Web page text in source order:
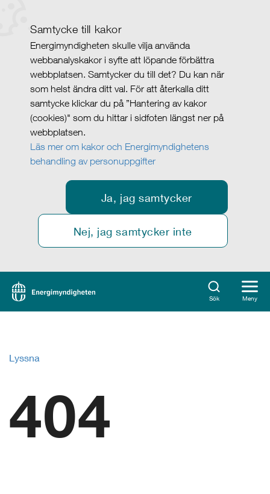
Samtycke till kakor
Energimyndigheten skulle vilja använda
webbanalyskakor i syfte att löpande förbättra
webbplatsen. Samtycker du till det? Du kan när
som helst ändra ditt val. För att återkalla ditt
samtycke klickar du på ”Hantering av kakor
(cookies)" som du hittar i sidfoten längst ner på
webbplatsen.
Läs mer om kakor och Energimyndighetens
behandling av personuppgifter
Ja, jag samtycker
Nej, jag samtycker inte
Sök Meny
Lyssna
404